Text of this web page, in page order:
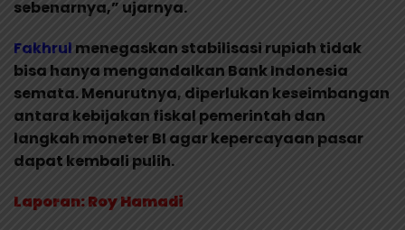
sebenarnya,” ujarnya.
Fakhrul menegaskan stabilisasi rupiah tidak
bisa hanya mengandalkan Bank Indonesia
semata. Menurutnya, diperlukan keseimbangan
antara kebijakan fiskal pemerintah dan
langkah moneter BI agar kepercayaan pasar
dapat kembali pulih.
Laporan: Roy Hamadi